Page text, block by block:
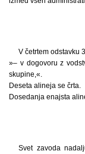
V četrtem odstavku
»– v dogovoru z
skupine,«.
Deseta alineja se črta.
Dosedanja enajsta
Svet zavoda